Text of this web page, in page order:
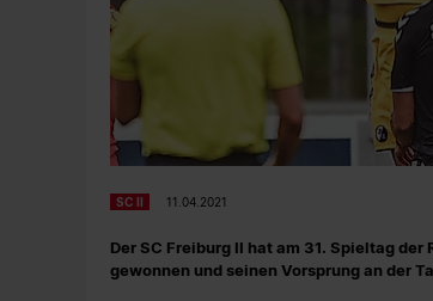
SC II 11.04.2021
Der SC Freiburg II hat am 31. Spieltag
gewonnen und seinen Vorsprung an der